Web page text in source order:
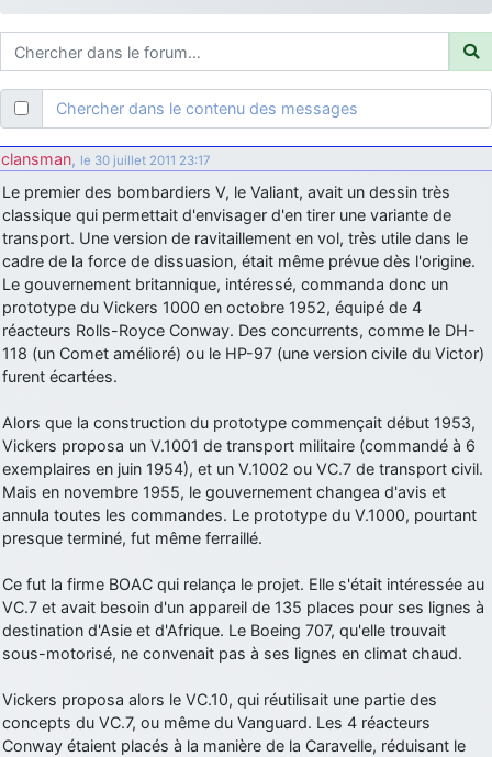
d9pouces: ouakamois > si tu parles du sujet sur l'Armée de l'Air,
bien sûr que oui !
je suis un avion@,._,+: Bonjour je viens d'arriver il y a quelques
moi et quelques avions n'ont pas les mêmes noms qu'aujourd'hui
ouakamois: Bonjourà toutes et à tous.en espérantque ces
quelques images du Pays Basque vous auront plu ; Agur…
d9pouces: Malheureusement nonun peu trop loin pour moi !
fox_50: Bonjour, certains parmis vous étaient-ils présent au
meeting de Lann Bihoué de 2026 ?
cachée dans les pins: Coucou et excellente année 2026 à tous et
au site!
jericho : Bonne année et tous mes meilleurs voeux à tous pour
2026 !
little boy
: je vous souhaite un bon réveillon pour cette nouvelle
année!
jericho: Merci D9pouces, à mon tour de souhaiter un Joyeux Noël
et de bonnes fêtes de fin d'année.
d9pouces: Joyeux Noël à tous !
comme le Prytanée dans la Sarthe, ça ne peut pas faire de mal !
d9pouces: C'est plutôt après le lycée, voire après une prépa
scientifique, tu as donc encore un peu de temps devant toi
yaellerigolow : bonjour a tous je suis un élève de première
le lycée pour s'orienter et pouvoir devenir officier de l'armée de l'air?
d9pouces: lesquels, par exemple ?
Chercher dans le contenu des messages
clansman, le 30 juillet 2011 23:17
Le premier des bombardiers V, le Valiant, avait un dessin très
classique qui permettait d'envisager d'en tirer une variante de
transport. Une version de ravitaillement en vol, très utile dans le
cadre de la force de dissuasion, était même prévue dès l'origine.
Le gouvernement britannique, intéressé, commanda donc un
prototype du Vickers 1000 en octobre 1952, équipé de 4
réacteurs Rolls-Royce Conway. Des concurrents, comme le DH-
118 (un Comet amélioré) ou le HP-97 (une version civile du Victor)
furent écartées.
Alors que la construction du prototype commençait début 1953,
Vickers proposa un V.1001 de transport militaire (commandé à 6
exemplaires en juin 1954), et un V.1002 ou VC.7 de transport civil.
Mais en novembre 1955, le gouvernement changea d'avis et
annula toutes les commandes. Le prototype du V.1000, pourtant
presque terminé, fut même ferraillé.
Ce fut la firme BOAC qui relança le projet. Elle s'était intéressée au
VC.7 et avait besoin d'un appareil de 135 places pour ses lignes à
destination d'Asie et d'Afrique. Le Boeing 707, qu'elle trouvait
sous-motorisé, ne convenait pas à ses lignes en climat chaud.
Vickers proposa alors le VC.10, qui réutilisait une partie des
concepts du VC.7, ou même du Vanguard. Les 4 réacteurs
Conway étaient placés à la manière de la Caravelle, réduisant le